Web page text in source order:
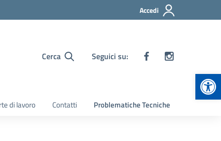
Accedi
Cerca Seguici su:
di lavoro Contatti Problematiche Tecniche